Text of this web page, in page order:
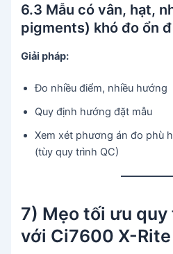
6.3 Mẫu có vân, hạt,
pigments) khó đo ổn
Giải pháp:
Đo nhiều điểm, nhiều hướng
Quy định hướng đặt mẫu
Xem xét phương án đo phù
(tùy quy trình QC)
7) Mẹo tối ưu quy
với Ci7600 X-Rite